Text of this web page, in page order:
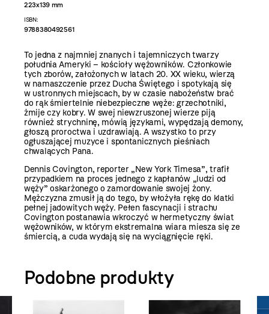
223x139 mm
ISBN:
9788380492561
To jedna z najmniej znanych i tajemniczych twarzy
południa Ameryki – kościoły wężowników. Członkowie
tych zborów, założonych w latach 20. XX wieku, wierzą
w namaszczenie przez Ducha Świętego i spotykają się
w ustronnych miejscach, by w czasie nabożeństw brać
do rąk śmiertelnie niebezpieczne węże: grzechotniki,
żmije czy kobry. W swej niewzruszonej wierze piją
również strychninę, mówią językami, wypędzają demony,
głoszą proroctwa i uzdrawiają. A wszystko to przy
ogłuszającej muzyce i spontanicznych pieśniach
chwalących Pana.
Dennis Covington, reporter „New York Timesa”, trafił
przypadkiem na proces jednego z kapłanów „ludzi od
węży” oskarżonego o zamordowanie swojej żony.
Mężczyzna zmusił ją do tego, by włożyła rękę do klatki
pełnej jadowitych węży. Pełen fascynacji i strachu
Covington postanawia wkroczyć w hermetyczny świat
wężowników, w którym ekstremalna wiara miesza się ze
śmiercią, a cuda wydają się na wyciągnięcie ręki.
Podobne produkty